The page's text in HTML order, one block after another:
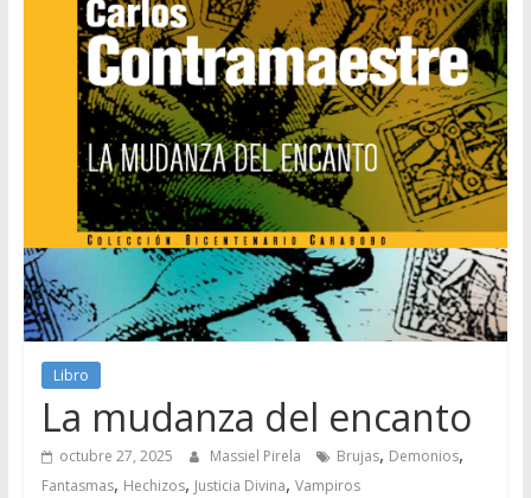
Libro
La mudanza del encanto
octubre 27, 2025 Massiel Pirela Brujas, Demonios,
Fantasmas, Hechizos, Justicia Divina, Vampiros